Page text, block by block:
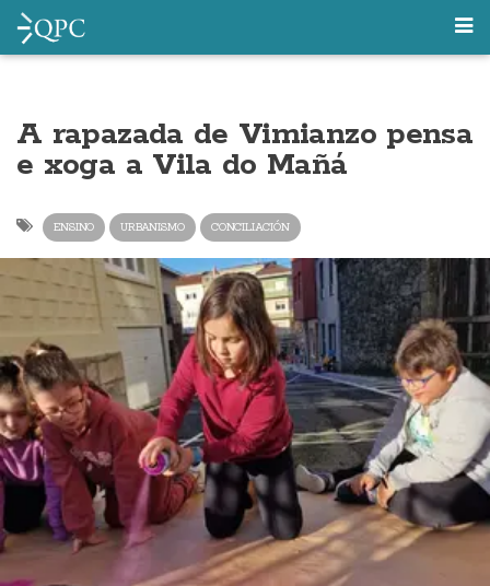
A rapazada de Vimianzo pensa
e xoga a Vila do Mañá
ENSINO URBANISMO CONCILIACIÓN